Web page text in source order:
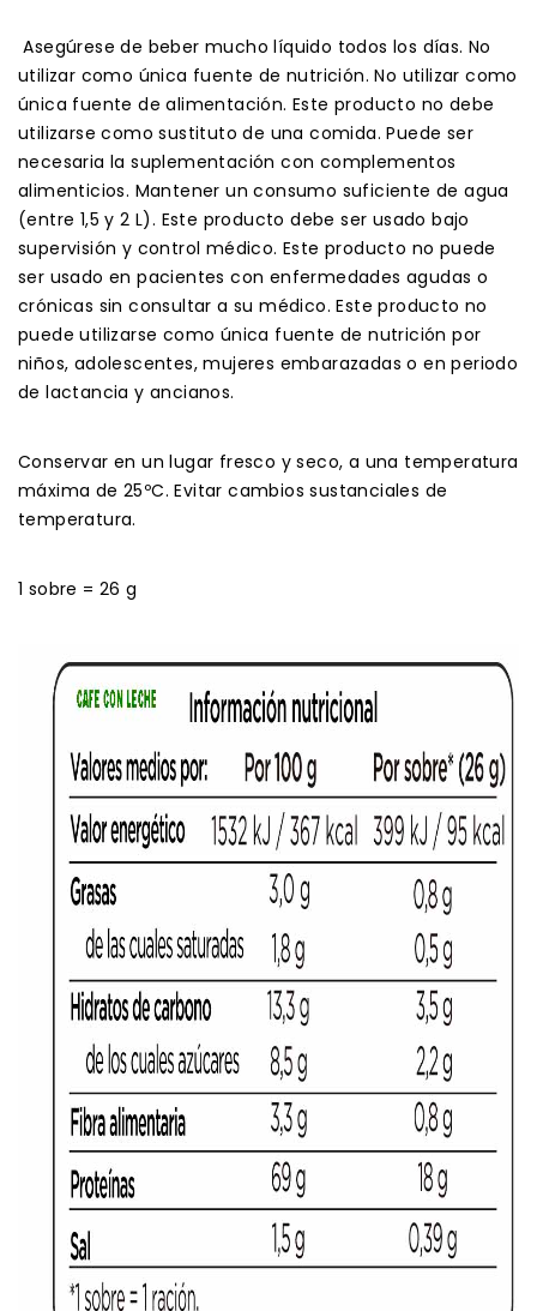
Asegúrese de beber mucho líquido todos los días. No
utilizar como única fuente de nutrición. No utilizar como
única fuente de alimentación. Este producto no debe
utilizarse como sustituto de una comida. Puede ser
necesaria la suplementación con complementos
alimenticios. Mantener un consumo suficiente de agua
(entre 1,5 y 2 L). Este producto debe ser usado bajo
supervisión y control médico. Este producto no puede
ser usado en pacientes con enfermedades agudas o
crónicas sin consultar a su médico. Este producto no
puede utilizarse como única fuente de nutrición por
niños, adolescentes, mujeres embarazadas o en periodo
de lactancia y ancianos.
Conservar en un lugar fresco y seco, a una temperatura
máxima de 25ºC. Evitar cambios sustanciales de
temperatura.
1 sobre = 26 g